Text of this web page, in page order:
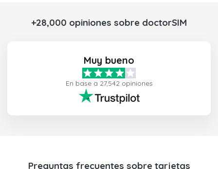
+28,000 opiniones sobre doctorSIM
Muy bueno
En base a 27,542 opiniones
Preguntas frecuentes sobre tarjetas